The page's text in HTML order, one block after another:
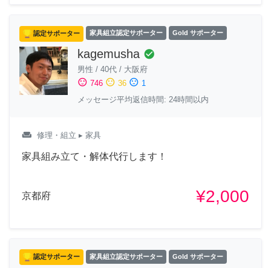
認定サポーター 家具組立認定サポーター Gold サポーター
kagemusha check_circle
男性 / 40代 / 大阪府
sentiment_satisfied 746 sentiment_neutral 36 sentiment_dissatisfied 1
メッセージ平均返信時間: 24時間以内
weekend 修理・組立 ▸ 家具
家具組み立て・解体代行します！
京都府 ¥2,000
認定サポーター 家具組立認定サポーター Gold サポーター